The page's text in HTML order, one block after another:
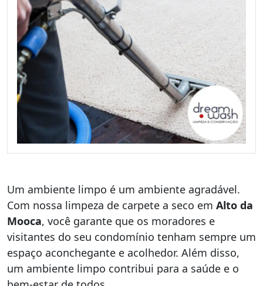
Um ambiente limpo é um ambiente agradável.
Com nossa limpeza de carpete a seco em Alto da
Mooca, você garante que os moradores e
visitantes do seu condomínio tenham sempre um
espaço aconchegante e acolhedor. Além disso,
um ambiente limpo contribui para a saúde e o